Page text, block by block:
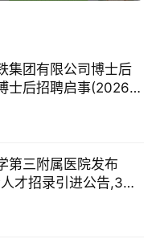
集团有限公司博士后
士后招聘启事(2026
第三附属医院发布
才招录引进公告,3月